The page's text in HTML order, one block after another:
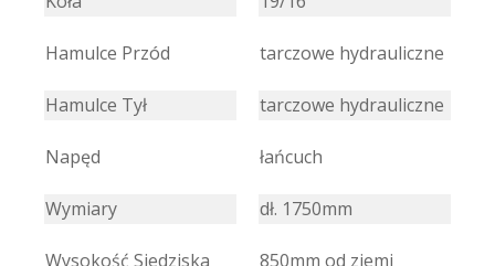
Hamulce Przód tarczowe hydrauliczne
Hamulce Tył tarczowe hydrauliczne
Napęd łańcuch
Wymiary dł. 1750mm
Wysokość Siedziska 850mm od ziemi